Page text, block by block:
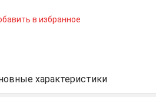
в избранное
характеристики